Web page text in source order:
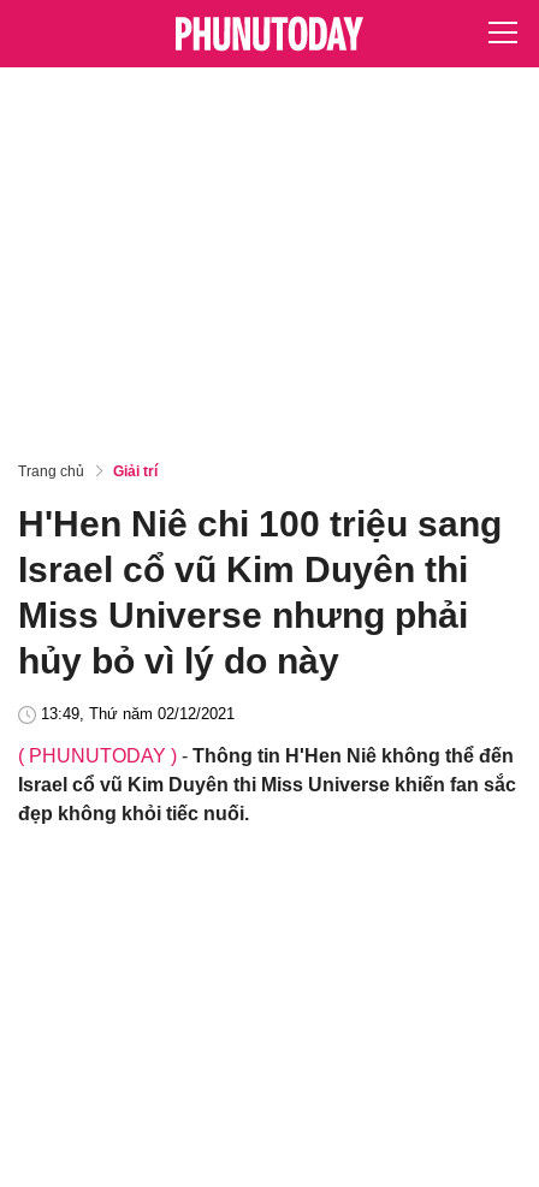
Trang chủ Giải trí
H'Hen Niê chi 100 triệu sang
Israel cổ vũ Kim Duyên thi
Miss Universe nhưng phải
hủy bỏ vì lý do này
13:49, Thứ năm 02/12/2021
( PHUNUTODAY ) - Thông tin H'Hen Niê không thể đến
Israel cổ vũ Kim Duyên thi Miss Universe khiến fan sắc
đẹp không khỏi tiếc nuối.